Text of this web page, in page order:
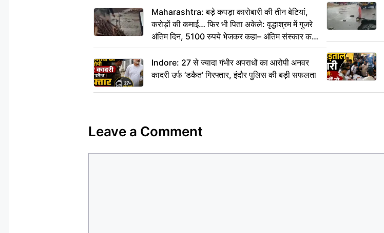
Maharashtra: बड़े कपड़ा कारोबारी की तीन बेटियां,
करोड़ों की कमाई… फिर भी पिता अकेले: वृद्धाश्रम में गुजरे
अंतिम दिन, 5100 रुपये भेजकर कहा– अंतिम संस्कार कर
दीजिए हम नहीं आ पाएंगे
Indore: 27 से ज्यादा गंभीर अपराधों का आरोपी अनवर
कादरी उर्फ ‘डकैत’ गिरफ्तार, इंदौर पुलिस की बड़ी सफलता
Leave a Comment